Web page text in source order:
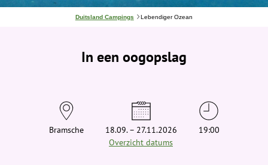
J
e
Duitsland Campings Lebendiger Ozean
In een oogopslag
Bramsche
18.09. – 27.11.2026
Overzicht datums
19:00